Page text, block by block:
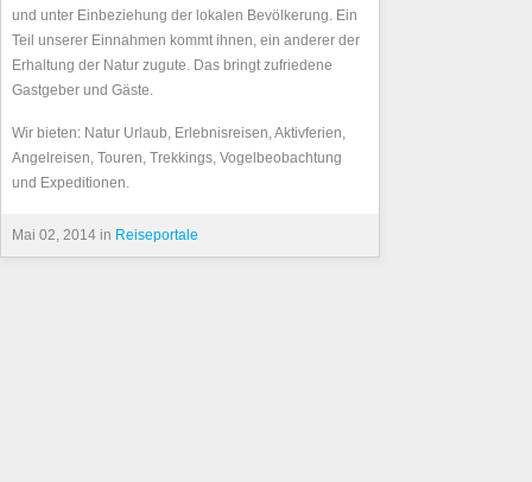
und unter Einbeziehung der lokalen Bevölkerung. Ein
Teil unserer Einnahmen kommt ihnen, ein anderer der
Erhaltung der Natur zugute. Das bringt zufriedene
Gastgeber und Gäste.
Wir bieten: Natur Urlaub, Erlebnisreisen, Aktivferien,
Angelreisen, Touren, Trekkings, Vogelbeobachtung
und Expeditionen.
Mai 02, 2014 in Reiseportale